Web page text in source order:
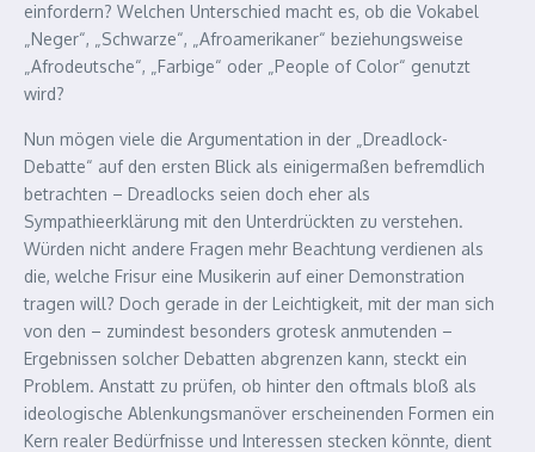
einfordern? Welchen Unterschied macht es, ob die Vokabel
„Neger“, „Schwarze“, „Afroamerikaner“ beziehungsweise
„Afrodeutsche“, „Farbige“ oder „People of Color“ genutzt
wird?
Nun mögen viele die Argumentation in der „Dreadlock-
Debatte“ auf den ersten Blick als einigermaßen befremdlich
betrachten – Dreadlocks seien doch eher als
Sympathieerklärung mit den Unterdrückten zu verstehen.
Würden nicht andere Fragen mehr Beachtung verdienen als
die, welche Frisur eine Musikerin auf einer Demonstration
tragen will? Doch gerade in der Leichtigkeit, mit der man sich
von den – zumindest besonders grotesk anmutenden –
Ergebnissen solcher Debatten abgrenzen kann, steckt ein
Problem. Anstatt zu prüfen, ob hinter den oftmals bloß als
ideologische Ablenkungsmanöver erscheinenden Formen ein
Kern realer Bedürfnisse und Interessen stecken könnte, dient